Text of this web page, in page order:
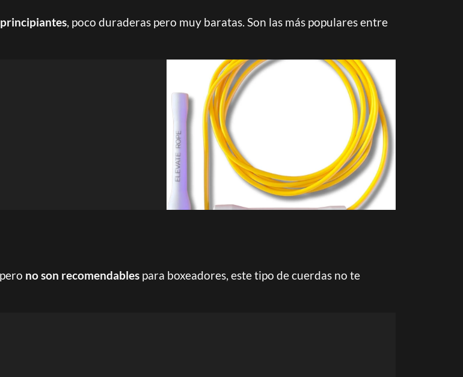
, poco duraderas pero muy baratas. Son las más populares entre
no son recomendables para boxeadores, este tipo de cuerdas no te